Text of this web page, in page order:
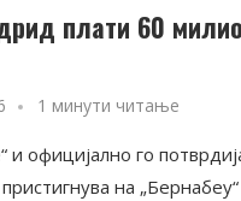
плати 60
1 минути читање
и официјално го
на